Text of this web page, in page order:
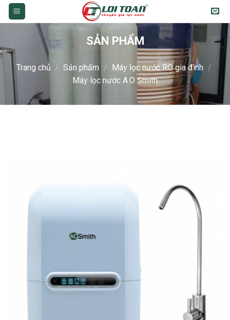
Skip
SẢN PHẨM
Trang chủ / Sản phẩm / Máy lọc nước RO gia đình /
Máy lọc nước A.O Smith